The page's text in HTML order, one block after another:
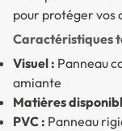
pour protéger vos
Caractéristiques
Visuel : Panneau
amiante
Matières
PVC : Panneau